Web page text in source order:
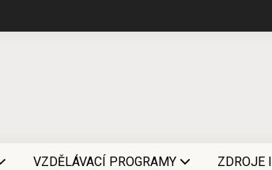
VZDĚLÁVACÍ PROGRAMY ZDROJE